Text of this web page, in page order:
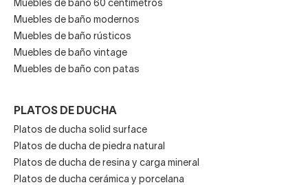
Muebles de baño 60 centímetros
Muebles de baño modernos
Muebles de baño rústicos
Muebles de baño vintage
Muebles de baño con patas
PLATOS DE DUCHA
Platos de ducha solid surface
Platos de ducha de piedra natural
Platos de ducha de resina y carga mineral
Platos de ducha cerámica y porcelana